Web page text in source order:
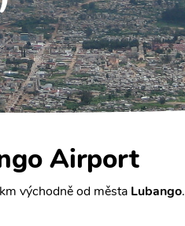
Airport
východně od města Lubango.